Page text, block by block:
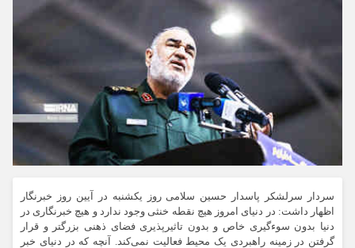
سردار سرلشکر پاسدار حسین سلامی روز یکشنبه در آیین روز خبرنگار
اظهار داشت: در دنیای امروز هیچ نقطه خنثی‌ وجود ندارد و هیچ خبرنگاری در
دنیا بدون سوءگیری ‌خاص و بدون تاثیرپذیری فضای ذهنی بزرگتر و قرار
گرفتن در زمینه راهبردی یک محیط فعالیت نمی‌کند. آنچه که در دنیای خبر